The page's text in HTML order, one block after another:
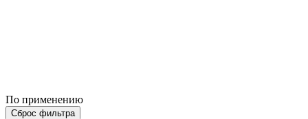
По применению
Сброс фильтра